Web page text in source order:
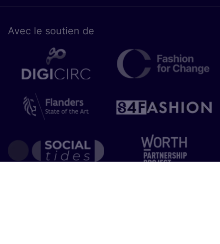
Avec le sou­tien de